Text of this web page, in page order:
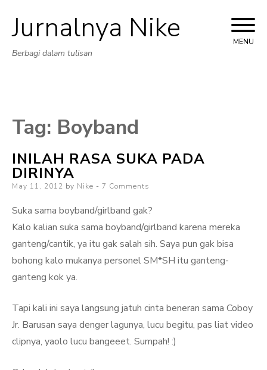
Skip
Jurnalnya Nike
Berbagi dalam tulisan
MENU
Tag: Boyband
INILAH RASA SUKA PADA
DIRINYA
Posted
May 11, 2012 by Nike 7 Comments
Suka sama boyband/girlband gak?
Kalo kalian suka sama boyband/girlband karena mereka
ganteng/cantik, ya itu gak salah sih. Saya pun gak bisa
bohong kalo mukanya personel SM*SH itu ganteng-
ganteng kok ya.
Tapi kali ini saya langsung jatuh cinta beneran sama Coboy
Jr. Barusan saya denger lagunya, lucu begitu, pas liat video
clipnya, yaolo lucu bangeeet. Sumpah! :)